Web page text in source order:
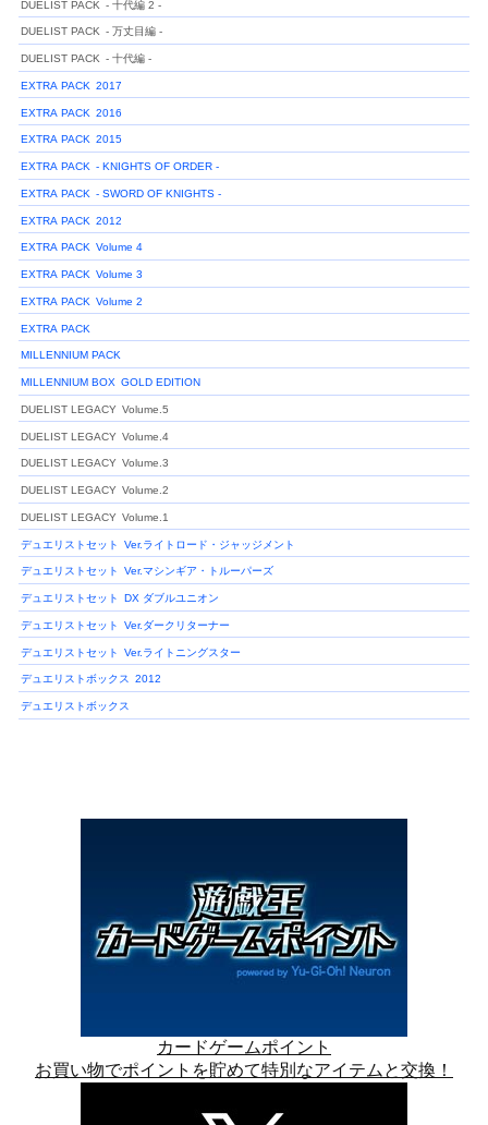
DUELIST PACK - 十代編 2 -
DUELIST PACK - 万丈目編 -
DUELIST PACK - 十代編 -
EXTRA PACK 2017
EXTRA PACK 2016
EXTRA PACK 2015
EXTRA PACK - KNIGHTS OF ORDER -
EXTRA PACK - SWORD OF KNIGHTS -
EXTRA PACK 2012
EXTRA PACK Volume 4
EXTRA PACK Volume 3
EXTRA PACK Volume 2
EXTRA PACK
MILLENNIUM PACK
MILLENNIUM BOX GOLD EDITION
DUELIST LEGACY Volume.5
DUELIST LEGACY Volume.4
DUELIST LEGACY Volume.3
DUELIST LEGACY Volume.2
DUELIST LEGACY Volume.1
デュエリストセット Ver.ライトロード・ジャッジメント
デュエリストセット Ver.マシンギア・トルーパーズ
デュエリストセット DX ダブルユニオン
デュエリストセット Ver.ダークリターナー
デュエリストセット Ver.ライトニングスター
デュエリストボックス 2012
デュエリストボックス
カードゲームポイント
お買い物でポイントを貯めて特別なアイテムと交換！